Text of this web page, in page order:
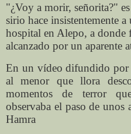
"¿Voy a morir, señorita?"
sirio hace insistentemente a
hospital en Alepo, a donde
alcanzado por un aparente
En un vídeo difundido por
al menor que llora
momentos de terror
observaba el paso de
Hamra